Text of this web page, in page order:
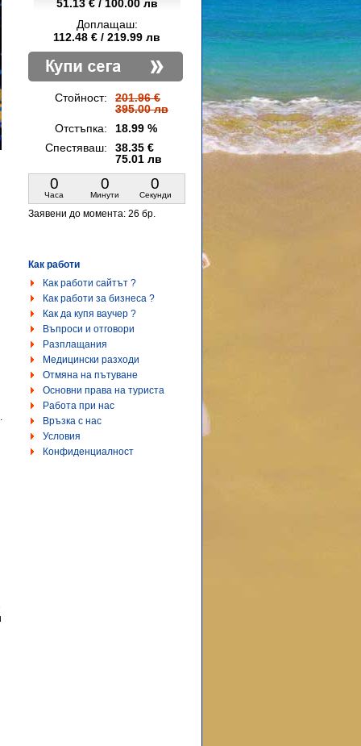
51.13 € / 100.00 лв
Доплащаш:
112.48 € / 219.99 лв
Стойност:
201.96 €
395.00 лв
Отстъпка:
18.99 %
Спестяваш:
38.35 €
75.01 лв
0
Часа
0
Минути
0
Секунди
Заявени до момента: 26 бр.
Как работи
Как работи сайтът ?
Как работи за бизнеса ?
Как да купя ваучер ?
Въпроси и отговори
Разплащания
Медицински разходи
Отмяна на пътуване
Основни права на туриста
Работа при нас
Връзка с нас
Условия
Конфиденциалност